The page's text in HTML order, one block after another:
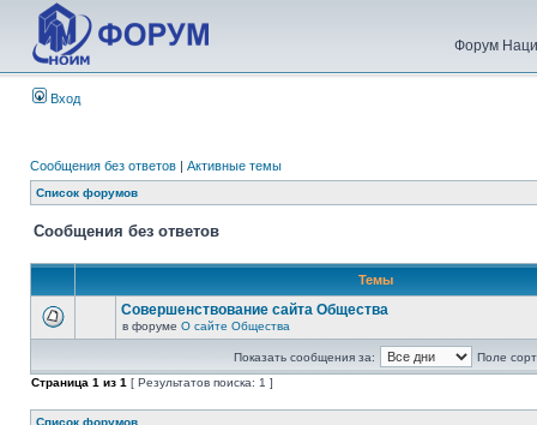
Форум
Вход
Сообщения без ответов | Активные темы
Список форумов
Сообщения без ответов
Темы
Совершенствование сайта Общества
в форуме О сайте Общества
Показать сообщения за:
Поле
Страница 1 из 1 [ Результатов поиска: 1 ]
Список форумов